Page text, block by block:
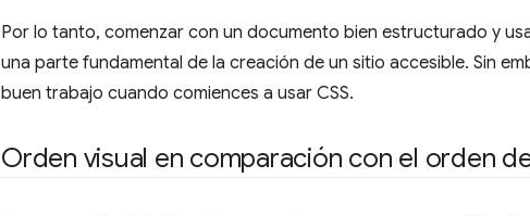
Por lo tanto, comenzar con un documento bien estructurado y
una parte fundamental de la creación de un sitio accesible. Sin
buen trabajo cuando comiences a usar CSS.
Orden visual en comparación con el orden